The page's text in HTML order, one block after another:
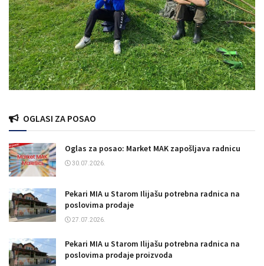
OGLASI ZA POSAO
Oglas za posao: Market MAK zapošljava radnicu
30.07.2026.
Pekari MIA u Starom Ilijašu potrebna radnica na
poslovima prodaje
27.07.2026.
Pekari MIA u Starom Ilijašu potrebna radnica na
poslovima prodaje proizvoda